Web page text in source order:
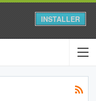
INSTALLER